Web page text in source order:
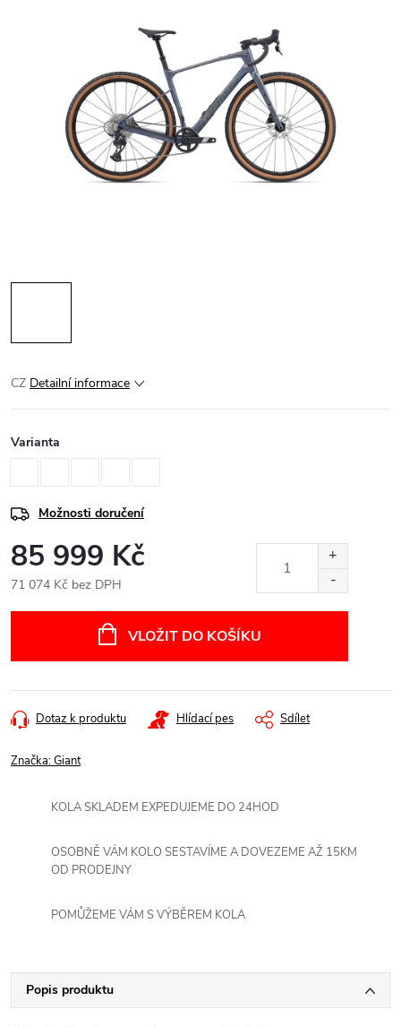
CZ Detailní informace
Varianta
Možnosti doručení
85 999 Kč
71 074 Kč bez DPH
VLOŽIT DO KOŠÍKU
Dotaz k produktu Hlídací pes Sdílet
Značka:Giant
KOLA SKLADEM EXPEDUJEME DO 24HOD
OSOBNĚ VÁM KOLO SESTAVÍME A DOVEZEME AŽ 15KM
OD PRODEJNY
POMŮŽEME VÁM S VÝBĚREM KOLA
Popis produktu